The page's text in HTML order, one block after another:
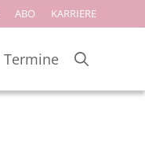
ABO KARRIERE
Termine